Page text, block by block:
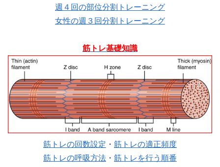
週４回の部位分割トレーニング
女性の週３回分割トレーニング
筋トレ基礎知識
筋トレの回数設定 ・ 筋トレの適正頻度
筋トレの呼吸方法 ・ 筋トレを行う順番